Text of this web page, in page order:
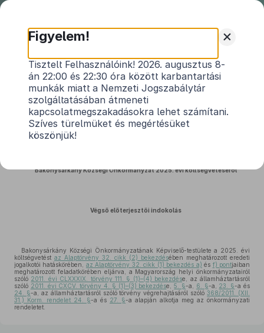
Bakonysárkány Község
Önkormányzata Képviselő-
testületének 1/2025. (III. 14.)
önkormányzati rendeletének
indokolása
Bakonysárkány Községi Önkormányzat 2025. évi költségvetéséről
Végső előterjesztői indokolás
Bakonysárkány Községi Önkormányzatának Képviselő-testülete a 2025. évi
költségvetést az Alaptörvény 32. cikk (2) bekezdésében meghatározott eredeti
jogalkotói hatáskörében, az Alaptörvény 32. cikk (1) bekezdés a) és f) pontjaiban
meghatározott feladatkörében eljárva, a Magyarország helyi önkormányzatairól
szóló 2011. évi CLXXXIX. törvény 111. § (1)–(4) bekezdése, az államháztartásról
szóló 2011. évi CXCV. törvény 4. § (1)–(3) bekezdése,5. §-a, 6. §-a, 23. §-a és
24. §-a, az államháztartásról szóló törvény végrehajtásáról szóló368/2011. (XII.
31.) Korm. rendelet 24. §-a és 27. §-a alapján alkotja meg az önkormányzati
rendeletet.
+
Figyelem!
Tisztelt Felhasználóink! 2026. augusztus 8-
án 22:00 és 22:30 óra között karbantartási
munkák miatt a Nemzeti Jogszabálytár
szolgáltatásában átmeneti
kapcsolatmegszakadásokra lehet számítani.
Szíves türelmüket és megértésüket
köszönjük!